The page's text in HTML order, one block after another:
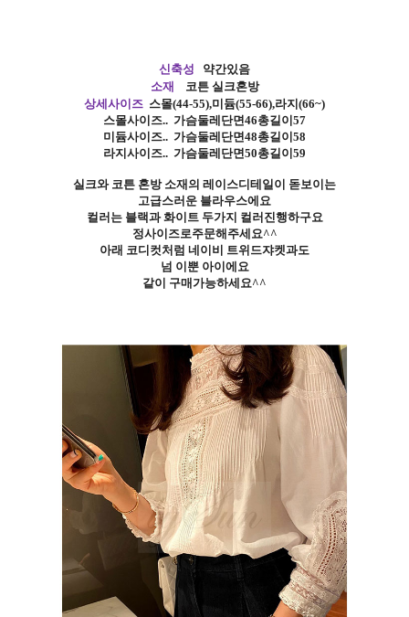
신축성
약간있음
소재 코튼 실크혼방
상세사이즈 스몰(44-55),미듐(55-66),라지 (66~)
스몰사이즈.. 가슴둘레단면46총길이57
미듐사이즈.. 가슴둘레단면48총길이58
라지사이즈.. 가슴둘레단면50총길이59
실크와 코튼 혼방 소재의 레이스디테일이 돋보이는
고급스러운 블라우스에요
컬러는 블랙과 화이트 두가지 컬러진행하구요
정사이즈로주문해주세요^^
아래 코디컷처럼 네이비 트위드쟈켓과도
넘 이뿐 아이에요
같이 구매가능하세요^^